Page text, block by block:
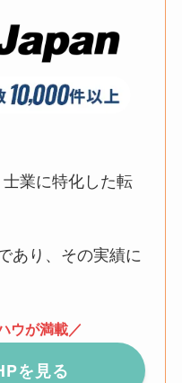
業に特化した転
あり、その実績に
ウが満載／
を見る